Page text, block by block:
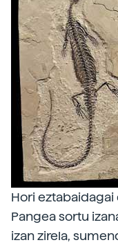
Hori eztabaidagai
Pangea sortu
izan zirela,